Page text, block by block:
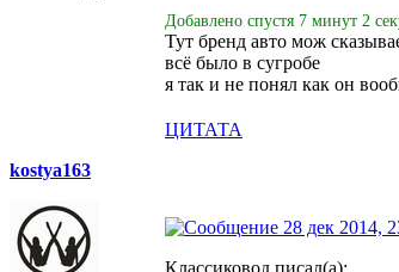
Добавлено спустя 7 минут 2
Тут бренд авто мож
всё было в сугробе
я так и не понял как он
ЦИТАТА
kostya163
28 дек 2014,
Классиковод писал(а):